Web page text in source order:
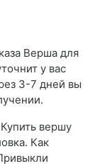
Верша для
у вас
3-7 дней вы
вершу
Как